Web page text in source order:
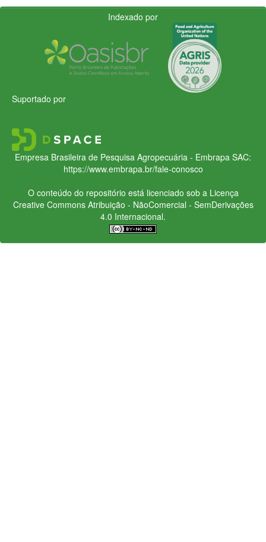
Indexado por
Suportado por
Empresa Brasileira de Pesquisa Agropecuária - Embrapa SAC:
https://www.embrapa.br/fale-conosco
O conteúdo do repositório está licenciado sob a Licença
Creative CommonsAtribuição - NãoComercial - SemDerivações
4.0 Internacional.